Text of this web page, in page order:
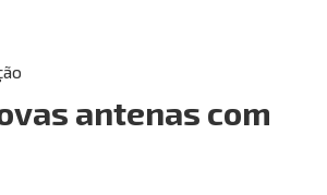
antenas com